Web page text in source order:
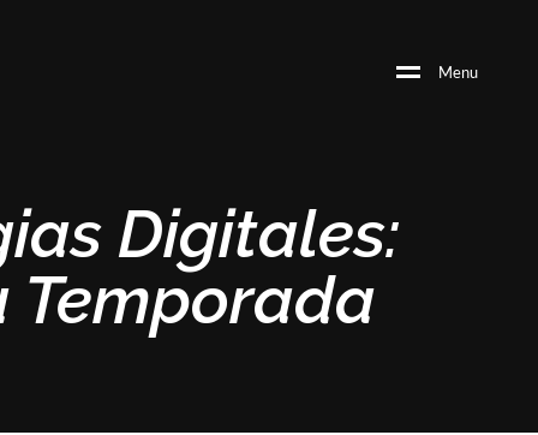
Menu
Digitales:
Temporada